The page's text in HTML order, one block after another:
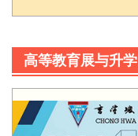
高等教育展与升